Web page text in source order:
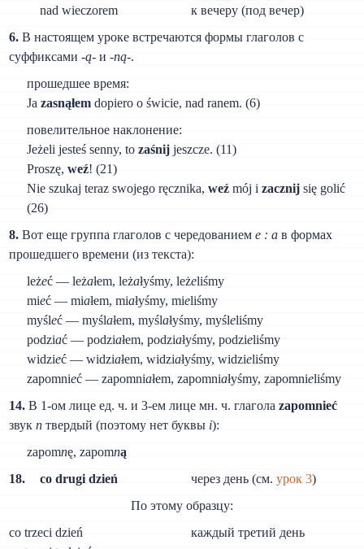
nad wieczorem
к вечеру (под вечер)
6. В настоящем уроке встречаются формы глаголов с
суффиксами -ą- и -ną-.
прошедшее время:
Ja zasnąłemdopiero о świcie, nad ranem. (6)
повелительное наклонение:
Jeżeli jesteś senny, to zaśnijjeszcze. (11)
Proszę, weź! (21)
Nie szukaj teraz swojego ręcznika, weźmój i zacznijsię golić
(26)
8. Вот еще группа глаголов с чередованиемe : a в формах
прошедшего времени (из текста):
leżeć — leżałem, leżałyśmy, leżeliśmy
mieć — miałem, miałyśmy, mieliśmy
myśleć — myślałem, myślałyśmy, myśleliśmy
podziać — podziałem, podziałyśmy, podzieliśmy
widzieć — widziałem, widziałyśmy, widzieliśmy
zapomnieć — zapomniałem, zapomniałyśmy, zapomnieliśmy
14. В 1-ом лице ед. ч. и 3-ем лице мн. ч. глаголаzapomnieć
звукn твердый (поэтому нет буквы i):
zapomnę, zapomną
18.
со drugi dzień через день (см.урок 3)
По этому образцу:
со trzeci dzień
каждый третий день